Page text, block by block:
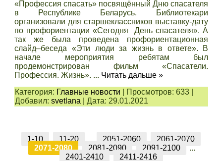
«Профессия спасать» посвящённый Дню спасателя
в Республике Беларусь. Библиотекари
организовали для старшеклассников выставку-дату
по профориентации «Сегодня День спасателя». А
так же была проведена профориентационная
слайд–беседа «Эти люди за жизнь в ответе». В
начале мероприятия ребятам был
продемонстрирован фильм «Спасатели.
Профессия. Жизнь». ... Читать дальше »
Категория: Главные новости Просмотров: 633
Добавил: svetlana |Дата: 29.01.2021
1-10 11-20 2051-2060
2061-2070
2071-2080
2081-2090 2091-2100
...
2401-2410
2411-2416